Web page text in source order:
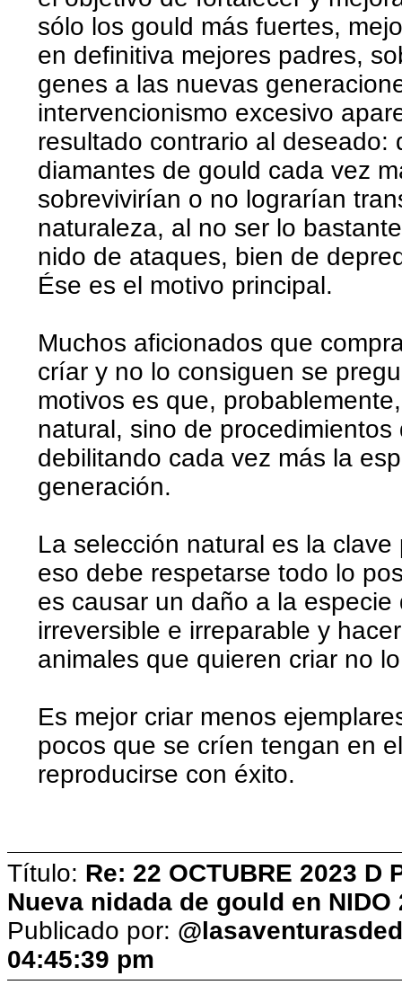
sólo los gould más fuertes,
en definitiva mejores padres,
genes a las nuevas
intervencionismo excesivo
resultado contrario al deseado:
diamantes de gould cada vez
sobrevivirían o no lograrían
naturaleza, al no ser lo
nido de ataques, bien de
Ése es el motivo principal.
Muchos aficionados que
críar y no lo consiguen se
motivos es que,
natural, sino de
debilitando cada vez más la
generación.
La selección natural es la
eso debe respetarse todo lo
es causar un daño a la
irreversible e irreparable y
animales que quieren criar no
Es mejor criar menos
pocos que se críen tengan en
reproducirse con éxito.
Título: Re: 22 OCTUBRE 2023
Nueva nidada de gould en NIDO
Publicado por:
04:45:39 pm